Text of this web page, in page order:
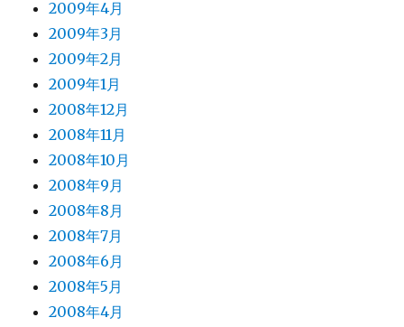
2009年4月
2009年3月
2009年2月
2009年1月
2008年12月
2008年11月
2008年10月
2008年9月
2008年8月
2008年7月
2008年6月
2008年5月
2008年4月